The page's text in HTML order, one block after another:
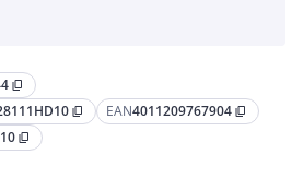
content_copy
content_copy EAN4011209767904 content_copy
content_copy